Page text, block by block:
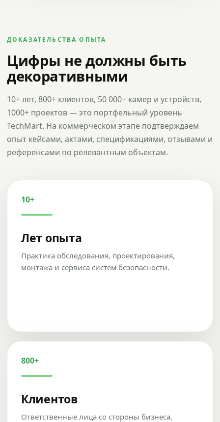
ДОКАЗАТЕЛЬСТВА ОПЫТА
Цифры не должны быть
декоративными
10+ лет, 800+ клиентов, 50 000+ камер и устройств,
1000+ проектов — это портфельный уровень
TechMart. На коммерческом этапе подтверждаем
опыт кейсами, актами, спецификациями, отзывами и
референсами по релевантным объектам.
10+
Лет опыта
Практика обследования, проектирования,
монтажа и сервиса систем безопасности.
800+
Клиентов
Ответственные лица со стороны бизнеса,